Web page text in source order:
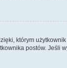
którym
postów.